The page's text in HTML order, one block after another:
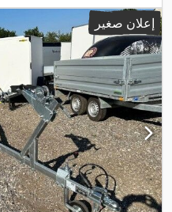
إعلان صغير